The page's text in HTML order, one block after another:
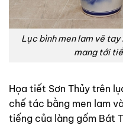
Lục bình men lam vẽ
mang tới
Họa tiết Sơn Thủy trên
chế tác bằng men lam
tiếng của làng gốm Bát